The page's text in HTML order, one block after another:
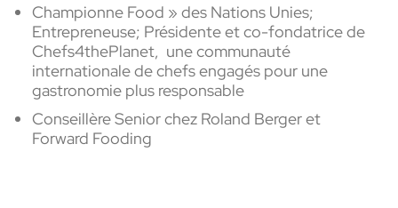
Championne Food » des Nations Unies;
Entrepreneuse; Présidente et co-fondatrice de
Chefs4thePlanet, une communauté
internationale de chefs engagés pour une
gastronomie plus responsable
Conseillère Senior chez Roland Berger et
Forward Fooding